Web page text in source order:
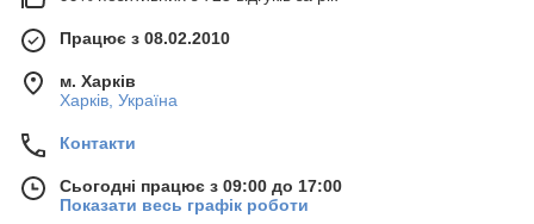
Працює з 08.02.2010
м. Харків
Харків, Україна
Контакти
Сьогодні працює з 09:00 до 17:00
Показати весь графік роботи